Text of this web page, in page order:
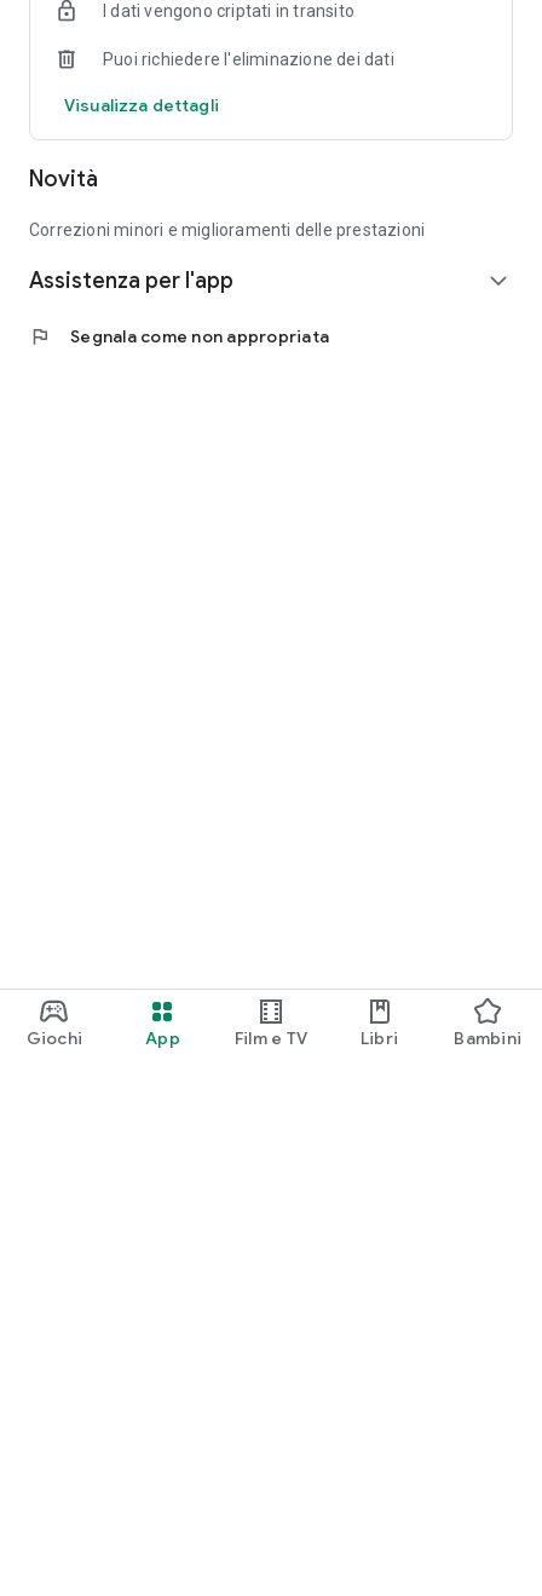
Giochi App Film e TV Libri Bambini
I dati vengono criptati in transito
Puoi richiedere l'eliminazione dei dati
Visualizza dettagli
Novità
Correzioni minori e miglioramenti delle prestazioni
Assistenza per l'app expand_more
flag Segnala come non appropriata